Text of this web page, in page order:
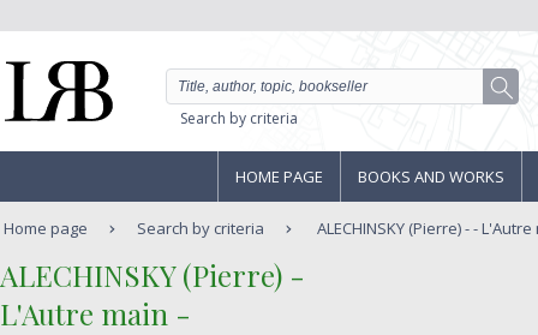
Search by criteria
HOME PAGE BOOKS AND WORKS
Home page Search by criteria ALECHINSKY (Pierre) - -
‎ALECHINSKY (Pierre) -‎
‎L'Autre main -‎